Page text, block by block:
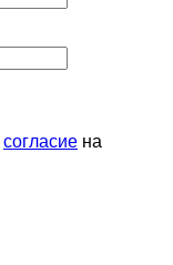
согласие на